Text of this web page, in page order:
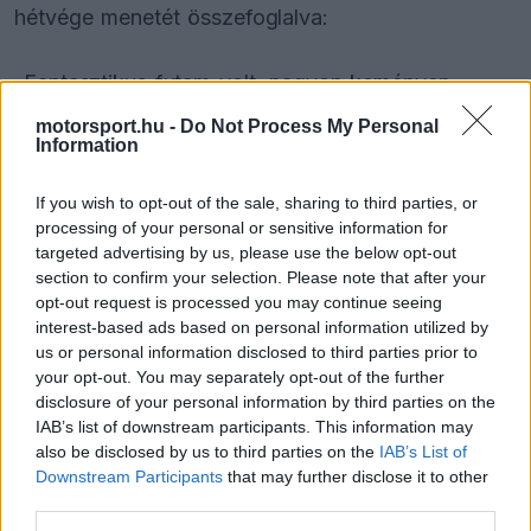
motorsport.hu - Do Not Process My Personal
Information
If you wish to opt-out of the sale, sharing to third parties, or
processing of your personal or sensitive information for
targeted advertising by us, please use the below opt-out
section to confirm your selection. Please note that after your
opt-out request is processed you may continue seeing
interest-based ads based on personal information utilized by
us or personal information disclosed to third parties prior to
your opt-out. You may separately opt-out of the further
disclosure of your personal information by third parties on the
IAB’s list of downstream participants. This information may
also be disclosed by us to third parties on the IAB’s List of
Downstream Participants that may further disclose it to other
hétvége menetét összefoglalva:
„Fantasztikus futam volt, nagyon keményen
nyomtam, a közönség hihetetlen itt. Ez a
győzelem Gil de Ferrannak szól, az egyik
mentoromnak. Biztos vagyok benne, hogy ma
nagyon boldog és büszke lenne rám. Tökéletes
hétvége volt, tele érzelemmel és fókuszszal.”
Video
Player
loading.
This
is
a
The media could not be loaded, either because
the server or network failed or because the format
is not supported.